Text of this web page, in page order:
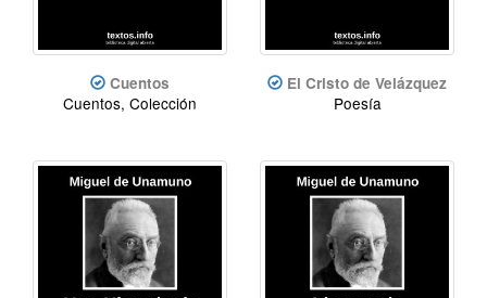
Cuentos
Cuentos, Colección
El Cristo de Velázquez
Poesía